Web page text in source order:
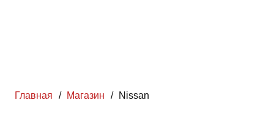
Главная / Магазин / Nissan